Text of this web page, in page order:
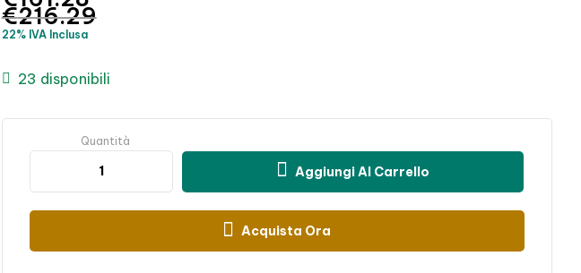
€216.29
22% IVA Inclusa
23 disponibili
Quantità
Aggiungi Al Carrello
Acquista Ora